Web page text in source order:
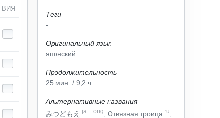
Теги
-
Оригинальный язык
японский
Продолжительность
25 мин. / 9,2 ч.
Альтернативные названия
みつどもえja + orig , Отвязная троица ru